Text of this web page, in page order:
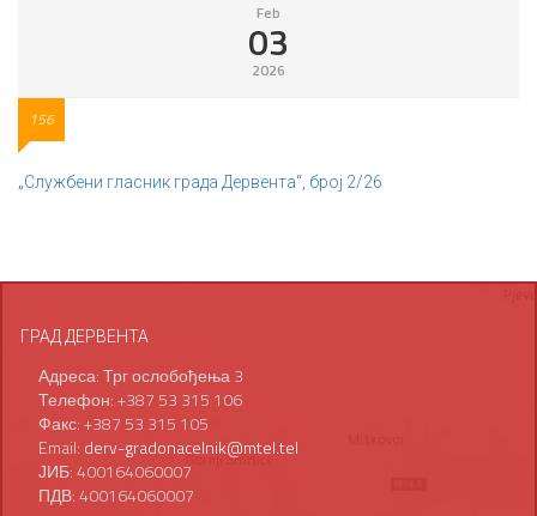
Feb
03
2026
156
„Службени гласник града Дервента“, број 2/26
ГРАД ДЕРВЕНТА
Адреса: Трг ослобођења 3
Телефон: +387 53 315 106
Факс: +387 53 315 105
Email: derv-gradonacelnik@mtel.tel
ЈИБ: 400164060007
ПДВ: 400164060007